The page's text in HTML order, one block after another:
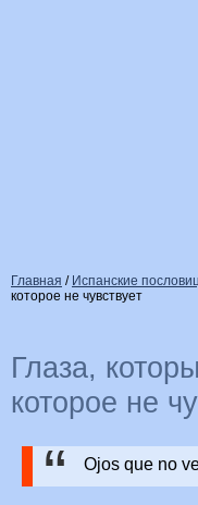
Главная / Испанские
которое не чувствует
Глаза,
которое не
Ojos que no